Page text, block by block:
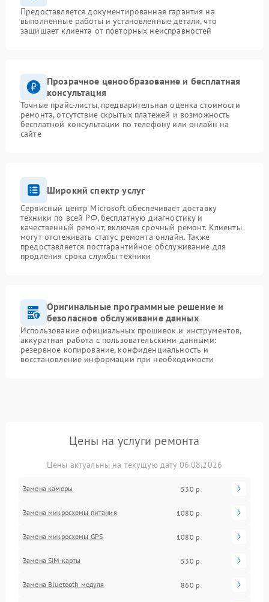
Предоставляется документированная гарантия на
выполненные работы и установленные детали, что
защищает клиента от повторных неисправностей
Прозрачное ценообразование и бесплатная
консультация
Точные прайс-листы, предварительная оценка стоимости
ремонта, отсутствие скрытых платежей и возможность
бесплатной консультации по телефону или онлайн на
сайте
Широкий спектр услуг
Сервисный центр Microsoft обеспечивает доставку
техники по всей РФ, бесплатную диагностику и
качественный ремонт, включая срочный ремонт. Клиенты
могут отслеживать статус ремонта онлайн. Также
предоставляется постгарантийное обслуживание для
продления срока службы техники
Оригинальные программные решение и
безопасное обслуживание данных
Использование официальных прошивок и инструментов,
аккуратная работа с пользовательскими данными:
резервное копирование, конфиденциальность и
восстановление информации при необходимости
Цены на услуги ремонта
Цены актуальны на текущую дату 06.08.2026
Замена камеры 530 р
Замена микросхемы питания 1080 р
Замена микросхемы GPS 1080 р
Замена SIM-карты 530 р
Замена Bluetooth модуля 860 р